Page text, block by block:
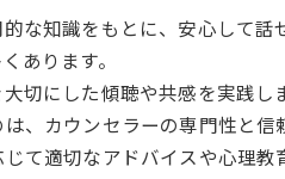
な知識をもとに、安心して
あります。
切にした傾聴や共感を実践
、カウンセラーの専門性と信
て適切なアドバイスや心理